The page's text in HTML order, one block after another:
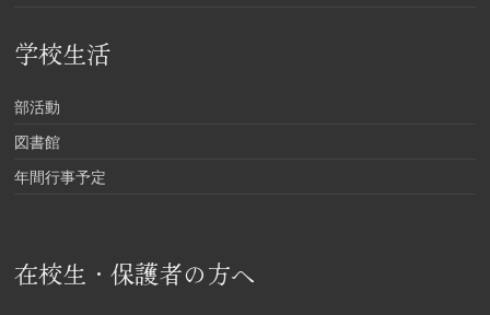
学校生活
部活動
図書館
年間行事予定
在校生・保護者の方へ